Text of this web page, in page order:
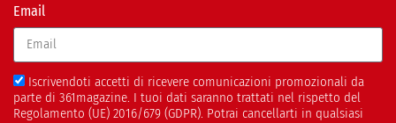
Email
Iscrivendoti accetti di ricevere comunicazioni promozionali da
parte di 361magazine. I tuoi dati saranno trattati nel rispetto del
Regolamento (UE) 2016/679 (GDPR). Potrai cancellarti in qualsiasi